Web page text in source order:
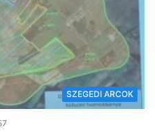
SZEGEDI ARCOK